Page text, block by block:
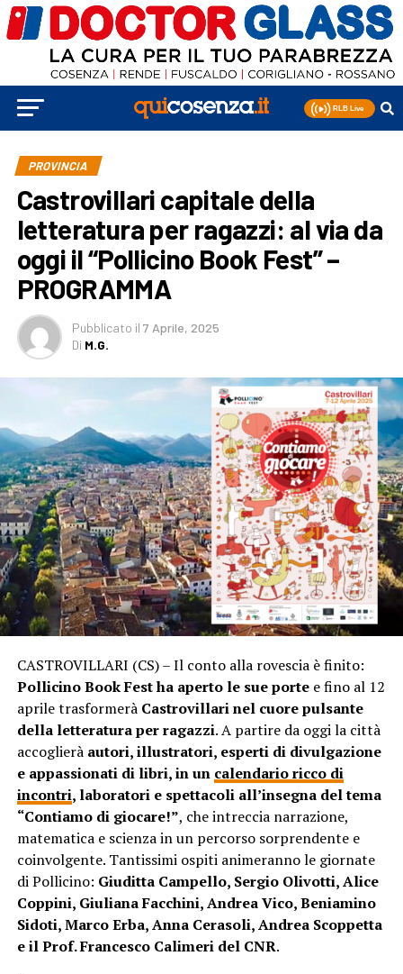
PROVINCIA
Castrovillari capitale della
letteratura per ragazzi: al via da
oggi il “Pollicino Book Fest” –
PROGRAMMA
Pubblicato il 7 Aprile, 2025
Di M.G.
CASTROVILLARI (CS) – Il conto alla rovescia è finito:
Pollicino Book Fest ha aperto le sue portee fino al 12
aprile trasformeràCastrovillari nel cuore pulsante
della letteratura per ragazzi. A partire da oggi la città
accoglierà autori, illustratori, esperti di divulgazione
e appassionati di libri, in un calendario ricco di
incontri, laboratori e spettacoli all’insegna del tema
“Contiamo di giocare!”, che intreccia narrazione,
matematica e scienza in un percorso sorprendente e
coinvolgente. Tantissimi ospiti animeranno le giornate
di Pollicino: Giuditta Campello, Sergio Olivotti, Alice
Coppini, Giuliana Facchini, Andrea Vico, Beniamino
Sidoti, Marco Erba, Anna Cerasoli, Andrea Scoppetta
e il Prof. Francesco Calimeri del CNR.